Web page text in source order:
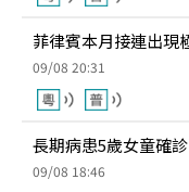
菲律賓本月接連出現
09/08 20:31
長期病患5歲女童確
09/08 18:46